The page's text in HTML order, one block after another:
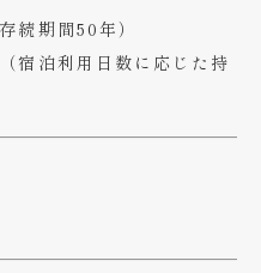
続期間50年）
宿泊利用日数に応じた持